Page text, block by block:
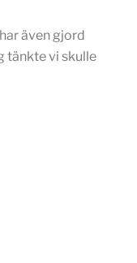
även gjord
tänkte vi skulle